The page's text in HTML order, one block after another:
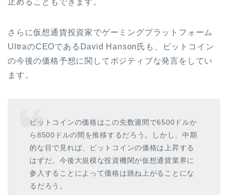
さらに仮想通貨投資家でゲーミングプラットフォーム
UltraのCEOであるDavid Hanson氏も、ビットコイン
の今後の価格予想に関してポジティブな発言をしてい
ます。
ビットコインの価格はこの先数週間で6500ドルか
ら8500ドルの間を推移するだろう。しかし、中期
的な目で見れば、ビットコインの価格は上昇する
はずだ。今後大規模な投資機関が仮想通貨業界に
参入することによって価格は跳ね上がることにな
るだろう。